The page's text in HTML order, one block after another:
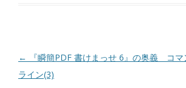
投稿ナビゲーション
←
『瞬簡PDF 書けまっせ 6』の奥義 コマ
ライン(3)